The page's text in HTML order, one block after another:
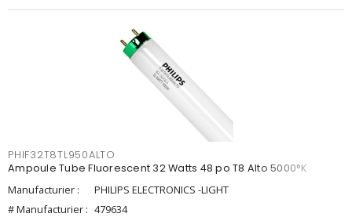
PHIF32T8TL950ALTO
Ampoule Tube Fluorescent 32 Watts 48 po T8 Alto 5000°K
Manufacturier :
PHILIPS ELECTRONICS -LIGHT
# Manufacturier : 479634